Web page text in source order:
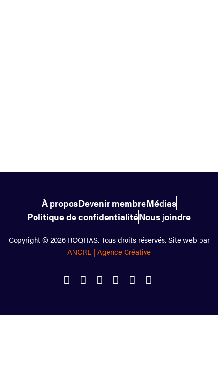
À proposDevenir membreMédias
Politique de confidentialitéNous joindre
Copyright © 2026 ROQHAS. Tous droits réservés. Site web par
ANCRE | Agence Créative